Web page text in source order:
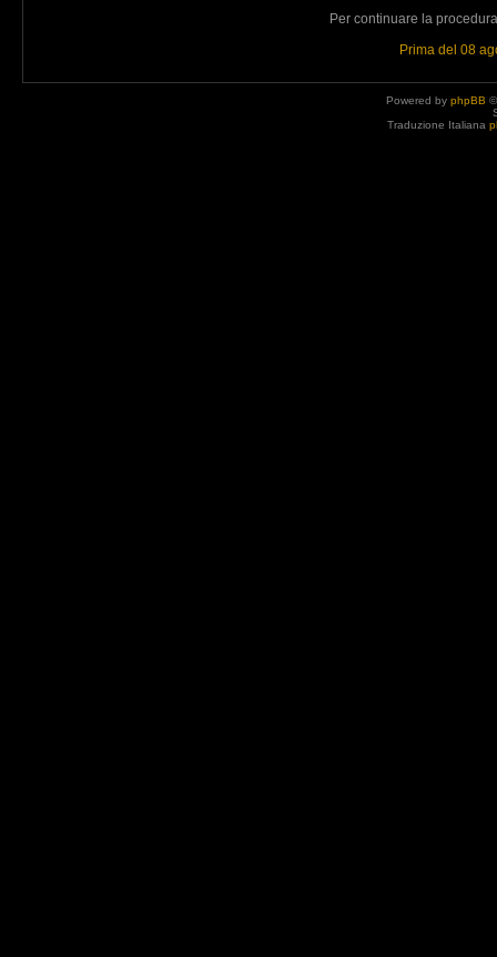
Per continuare la
Prima del 08
Powered by phpBB
Traduzione Italiana